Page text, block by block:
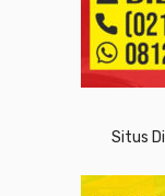
Situs